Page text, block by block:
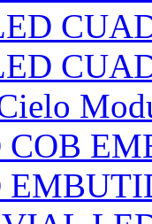
COB